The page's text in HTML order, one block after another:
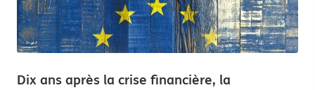
Dix ans après la crise financière, la